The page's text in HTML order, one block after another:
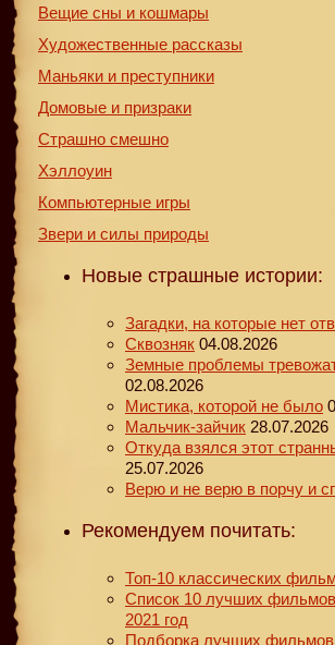
Вещие сны и кошмары
Художественные рассказы
Маньяки и преступники
Домовые и призраки
Страшно смешно
Хэллоуин
Компьютерные игры
Звери и силы природы
Новые страшные истории:
Загадки, на которые нет
Сквозняк 04.08.2026
Земные проблемы
02.08.2026
Мистика, которой не было
Мальчик-зайчик 28.07.2026
Откуда взялся этот
25.07.2026
Верю и не верю в порчу и
Рекомендуем почитать:
Топ-10 классических
Список 10 лучших
2021 год
Подборка лучших